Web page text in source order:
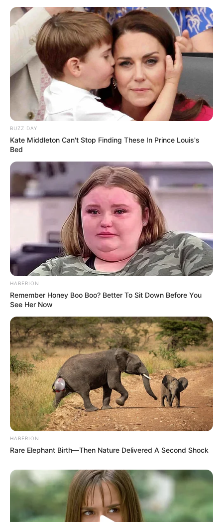
BUZZ DAY
Kate Middleton Can't Stop Finding These In Prince Louis's
Bed
HABERION
Remember Honey Boo Boo? Better To Sit Down Before You
See Her Now
HABERION
Rare Elephant Birth—Then Nature Delivered A Second Shock